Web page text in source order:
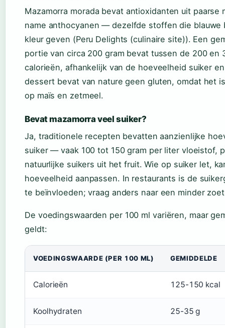
Mazamorra morada bevat antioxidanten uit paarse
name anthocyanen — dezelfde stoffen die blauwe
kleur geven (Peru Delights (culinaire site)). Een
portie van circa 200 gram bevat tussen de 200 en
calorieën, afhankelijk van de hoeveelheid suiker
dessert bevat van nature geen gluten, omdat het
op maïs en zetmeel.
Bevat mazamorra veel suiker?
Ja, traditionele recepten bevatten aanzienlijke
suiker — vaak 100 tot 150 gram per liter vloeistof,
natuurlijke suikers uit het fruit. Wie op suiker let,
hoeveelheid aanpassen. In restaurants is de
te beïnvloeden; vraag anders naar een minder
De voedingswaarden per 100 ml variëren, maar
geldt:
VOEDINGSWAARDE (PER 100 ML) GEMIDDELDE
Calorieën 125-150 kcal
Koolhydraten 25-35 g